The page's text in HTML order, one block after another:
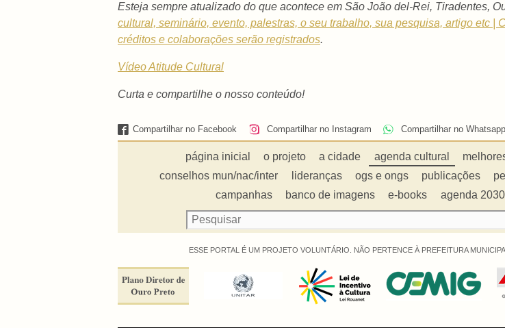
Esteja sempre atualizado do que acontece em São João del-Rei, Tiradentes,
cultural, seminário, evento, palestras, o seu trabalho, sua pesquisa, artigo etc |
créditos e colaborações serão registrados.
Vídeo Atitude Cultural
Curta e compartilhe o nosso conteúdo!
Compartilhar no Facebook Compartilhar no Instagram Compartilhar no Whatsapp
página inicial o projeto a cidade agenda cultural
conselhos mun/nac/inter
lideranças ogs e ongs publicações
campanhas
banco de imagens e-books agenda 2030
ESSE PORTAL É UM PROJETO VOLUNTÁRIO. NÃO PERTENCE À PREFEITURA